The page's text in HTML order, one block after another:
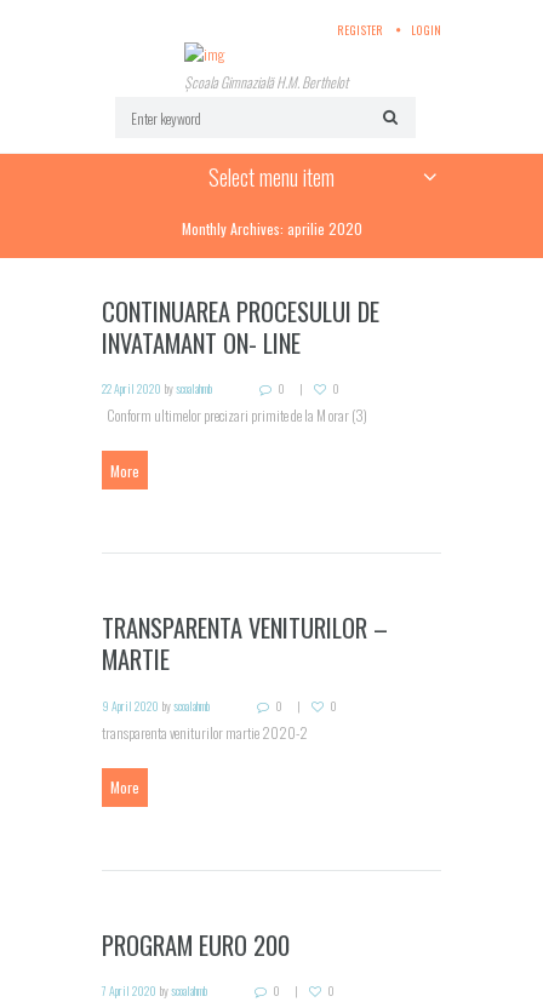
REGISTER LOGIN
Școala Gimnazială H.M. Berthelot
Select menu item
Monthly Archives: aprilie 2020
CONTINUAREA PROCESULUI DE
INVATAMANT ON- LINE
22 April 2020 byscoalahmb 0 0
Conform ultimelor precizari primite de la M orar (3)
More
TRANSPARENTA VENITURILOR –
MARTIE
9 April 2020 byscoalahmb 0 0
transparenta veniturilor martie 2020-2
More
PROGRAM EURO 200
7 April 2020 byscoalahmb 0 0